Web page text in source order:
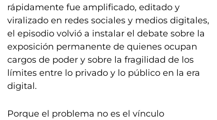
rápidamente fue amplificado, editado y
viralizado en redes sociales y medios digitales,
el episodio volvió a instalar el debate sobre la
exposición permanente de quienes ocupan
cargos de poder y sobre la fragilidad de los
límites entre lo privado y lo público en la era
digital.
Porque el problema no es el vínculo